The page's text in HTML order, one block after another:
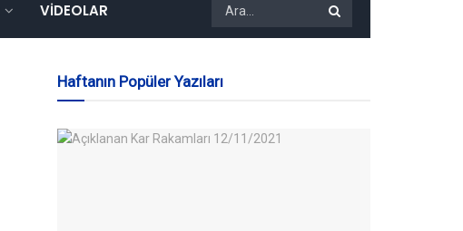
VIDEOLAR
Haftanın Popüler Yazıları